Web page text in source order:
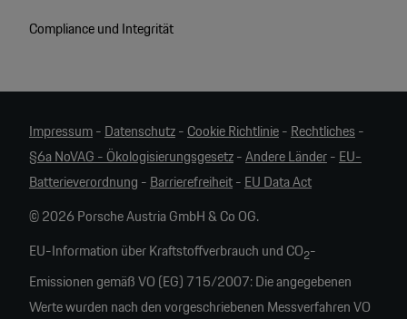
Compliance und Integrität
Impressum-Datenschutz-Cookie Richtlinie-Rechtliches-
§6a NoVAG - Ökologisierungsgesetz-Andere Länder-EU-
Batterieverordnung -Barrierefreiheit-EU Data Act
© 2026 Porsche Austria GmbH & Co OG.
EU-Information über Kraftstoffverbrauch und CO2-
Emissionen gemäß VO (EG) 715/2007: Die angegebenen
Werte wurden nach den vorgeschriebenen Messverfahren VO